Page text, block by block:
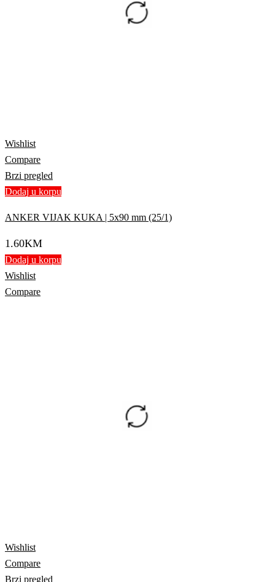
Wishlist
Compare
Brzi pregled
Dodaj u korpu
ANKER VIJAK KUKA | 5x90 mm (25/1)
1.60KM
Dodaj u korpu
Wishlist
Compare
Wishlist
Compare
Brzi pregled